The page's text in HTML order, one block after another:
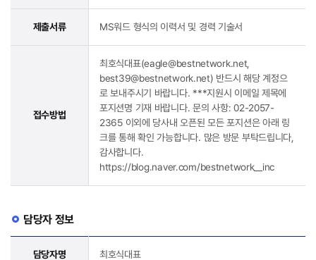
제출서류 MS워드 형식의 이력서 및 경력 기술서
접수방법
최호식대표(eagle@bestnetwork.net,
best39@bestnetwork.net) 반드시 해당 계정으
로 보내주시기 바랍니다. ***지원시 이메일 제목에
포지션명 기재 바랍니다. 문의 사항: 02-2057-
2365 이외에 당사내 오픈된 모든 포지션은 아래 링
크를 통해 확인 가능합니다. 많은 방문 부탁드립니다,
감사합니다.
https://blog.naver.com/bestnetwork__inc
담당자 정보
담당자명 최호식대표